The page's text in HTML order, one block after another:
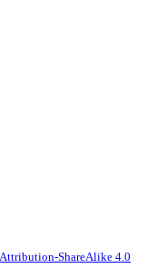
ShareAlike 4.0